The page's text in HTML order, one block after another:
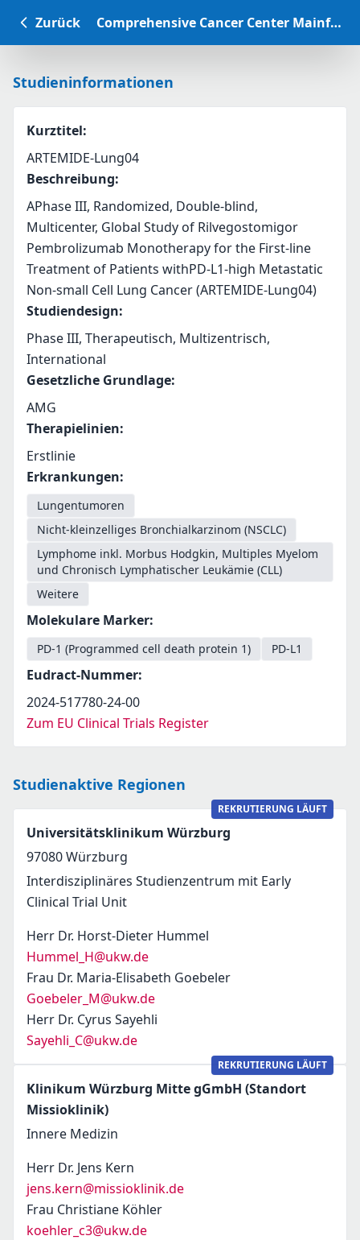
Zurück Comprehensive Cancer Center Mainfranken Studiendatenbank
Studieninformationen
Kurztitel:
ARTEMIDE-Lung04
Beschreibung:
APhase III, Randomized, Double-blind,
Multicenter, Global Study of Rilvegostomigor
Pembrolizumab Monotherapy for the First-line
Treatment of Patients withPD-L1-high Metastatic
Non-small Cell Lung Cancer (ARTEMIDE-Lung04)
Studiendesign:
Phase III, Therapeutisch, Multizentrisch,
International
Gesetzliche Grundlage:
AMG
Therapielinien:
Erstlinie
Erkrankungen:
Lungentumoren
Nicht-kleinzelliges Bronchialkarzinom (NSCLC)
Lymphome inkl. Morbus Hodgkin, Multiples Myelom
und Chronisch Lymphatischer Leukämie (CLL)
Weitere
Molekulare Marker:
PD-1 (Programmed cell death protein 1) PD-L1
Eudract-Nummer:
2024-517780-24-00
Zum EU Clinical Trials Register
Studienaktive Regionen
REKRUTIERUNG LÄUFT
Universitätsklinikum Würzburg
97080Würzburg
Interdisziplinäres Studienzentrum mit Early
Clinical Trial Unit
Herr Dr. Horst-Dieter Hummel
Hummel_H@ukw.de
Frau Dr. Maria-Elisabeth Goebeler
Goebeler_M@ukw.de
Herr Dr. Cyrus Sayehli
Sayehli_C@ukw.de
REKRUTIERUNG LÄUFT
Klinikum Würzburg Mitte gGmbH (Standort
Missioklinik)
Innere Medizin
Herr Dr. Jens Kern
jens.kern@missioklinik.de
Frau Christiane Köhler
koehler_c3@ukw.de